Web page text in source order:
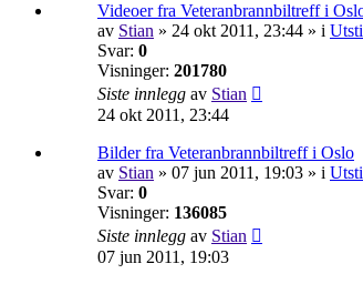
Videoer fra Veteranbrannbiltreff i
av Stian » 24 okt 2011, 23:44 » i
Svar: 0
Visninger: 201780
Siste innlegg av Stian
24 okt 2011, 23:44
Bilder fra Veteranbrannbiltreff i Oslo
av Stian » 07 jun 2011, 19:03 » i
Svar: 0
Visninger: 136085
Siste innlegg av Stian
07 jun 2011, 19:03